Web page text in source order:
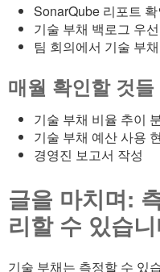
SonarQube 리포트 확
기술 부채 백로그 우
팀 회의에서 기술 부
매월 확인할 것들
기술 부채 비율 추이
기술 부채 예산 사용
경영진 보고서 작성
글을 마치며:
리할 수 있습
기술 부채는 측정할 수 있